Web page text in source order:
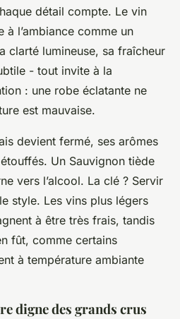
détail compte. Le vin
l’ambiance comme un
clarté lumineuse, sa fraîcheur
- tout invite à la
: une robe éclatante ne
est mauvaise.
devient fermé, ses arômes
Un Sauvignon tiède
vers l’alcool. La clé ? Servir
style. Les vins plus légers
à être très frais, tandis
fût, comme certains
à température ambiante
digne des grands crus